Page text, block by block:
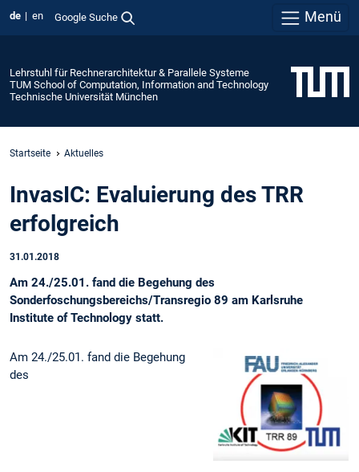
de en Google Suche Menü
Lehrstuhl für Rechnerarchitektur & Parallele Systeme
TUM School of Computation, Information and Technology
Technische Universität München
Startseite Aktuelles
InvasIC: Evaluierung des TRR
erfolgreich
31.01.2018
Am 24./25.01. fand die Begehung des
Sonderfoschungsbereichs/Transregio 89 am Karlsruhe
Institute of Technology statt.
Am 24./25.01. fand die Begehung
des